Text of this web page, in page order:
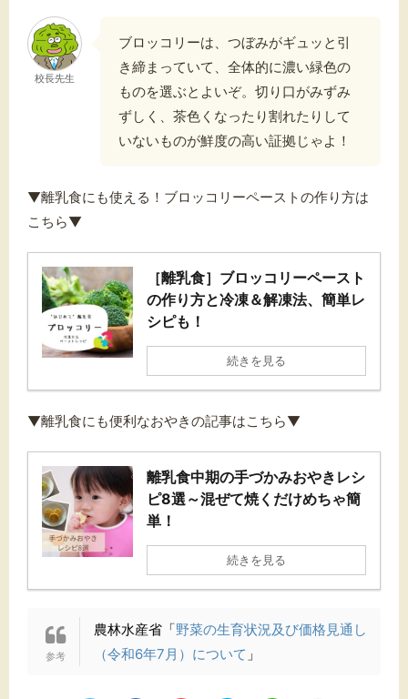
校長先生
ブロッコリーは、つぼみがギュッと引
き締まっていて、全体的に濃い緑色の
ものを選ぶとよいぞ。切り口がみずみ
ずしく、茶色くなったり割れたりして
いないものが鮮度の高い証拠じゃよ！
▼離乳食にも使える！ブロッコリーペーストの作り方は
こちら▼
［離乳食］ブロッコリーペースト
の作り方と冷凍＆解凍法、簡単レ
シピも！
続きを見る
▼離乳食にも便利なおやきの記事はこちら▼
離乳食中期の手づかみおやきレシ
ピ8選～混ぜて焼くだけめちゃ簡
単！
続きを見る
農林水産省「野菜の生育状況及び価格見通し
（令和6年7月）について 」